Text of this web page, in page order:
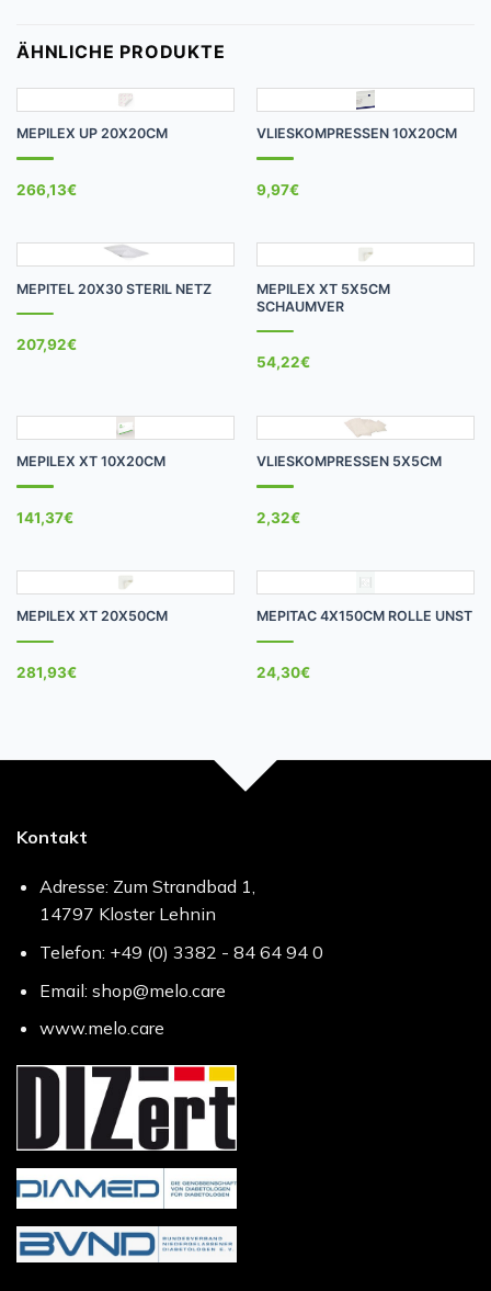
ÄHNLICHE PRODUKTE
MEPILEX UP 20X20CM
266,13€
VLIESKOMPRESSEN 10X20CM
9,97€
MEPITEL 20X30 STERIL NETZ
207,92€
MEPILEX XT 5X5CM
SCHAUMVER
54,22€
MEPILEX XT 10X20CM
141,37€
VLIESKOMPRESSEN 5X5CM
2,32€
MEPILEX XT 20X50CM
281,93€
MEPITAC 4X150CM ROLLE UNST
24,30€
Kontakt
Adresse: Zum Strandbad 1,
14797 Kloster Lehnin
Telefon: +49 (0) 3382 - 84 64 94 0
Email: shop@melo.care
www.melo.care